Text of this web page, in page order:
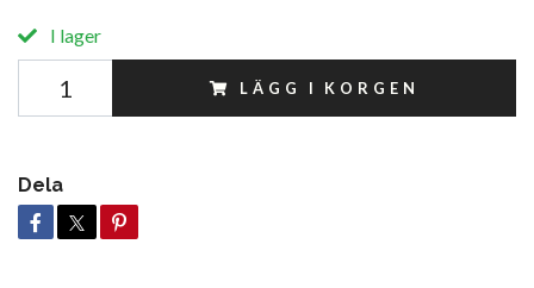
I lager
LÄGG I KORGEN
Dela